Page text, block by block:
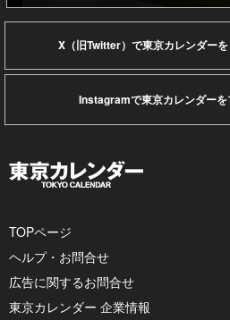
X（旧Twitter）で東京カレンダーを
Instagramで東京カレンダーを
TOPページ
ヘルプ・お問合せ
広告に関するお問合せ
東京カレンダー 企業情報